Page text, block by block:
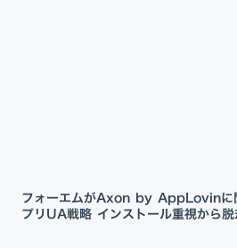
フォーエムがAxon by AppLovinに
プリUA戦略 インストール重視から